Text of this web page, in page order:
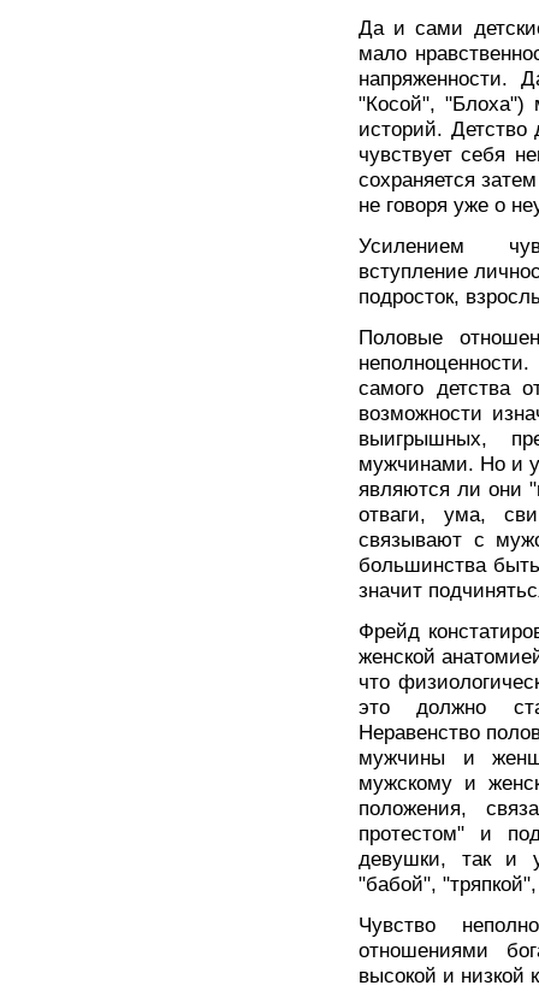
Да и сами
мало
напряженности.
"Косой", "Блоха")
историй. Детство
чувствует себя
сохраняется
не говоря уже о
Усилением
вступление
подросток,
Половые
самого детства
возможности
выигрышных,
мужчинами. Но и
являются ли они
отваги, ума,
связывают с
большинства
значит
Фрейд
женской
что
это должно
Неравенство
мужчины и
мужскому и
положения,
протестом" и
девушки, так и
"бабой",
Чувство
отношениями
высокой и низкой